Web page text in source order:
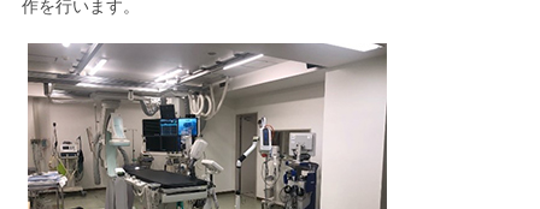
作を行います。